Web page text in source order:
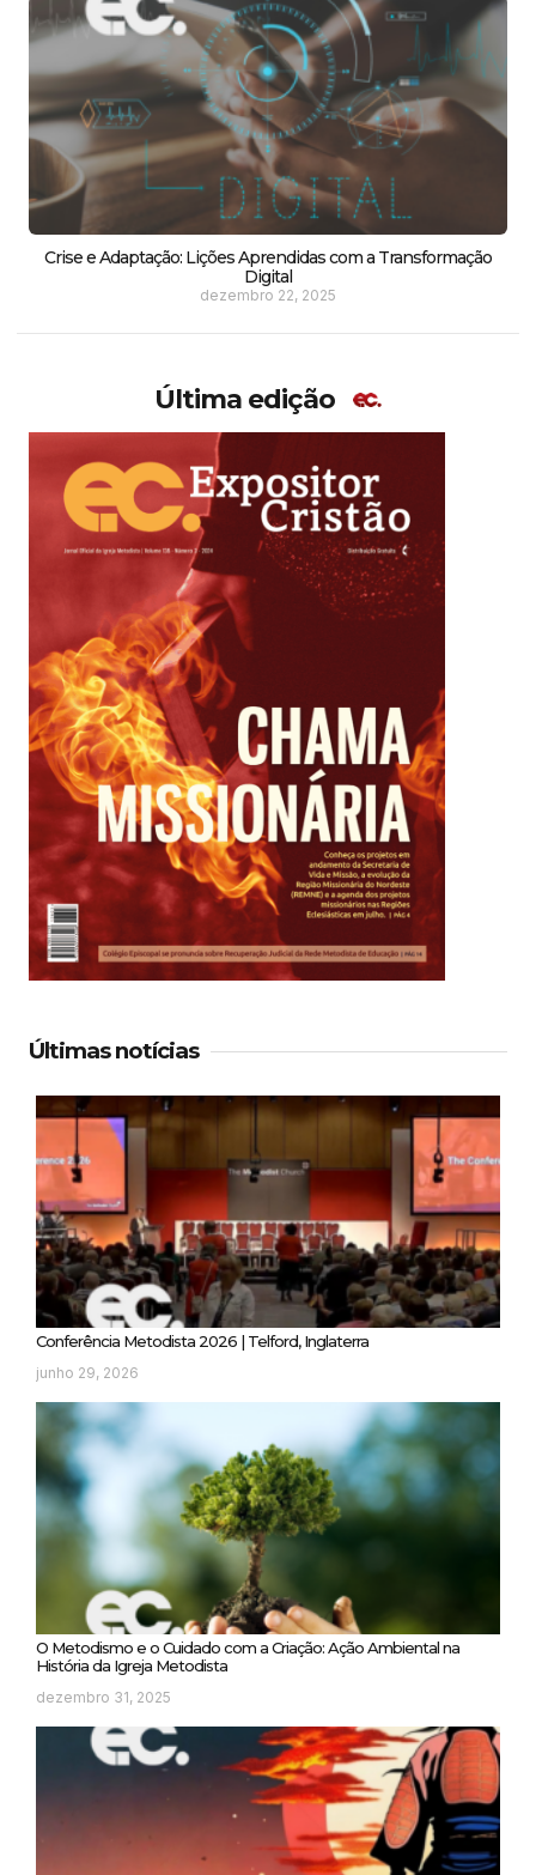
Crise e Adaptação: Lições Aprendidas com a Transformação
Digital
dezembro 22, 2025
Última edição
Últimas notícias
Conferência Metodista 2026 | Telford, Inglaterra
junho 29, 2026
O Metodismo e o Cuidado com a Criação: Ação Ambiental na
História da Igreja Metodista
dezembro 31, 2025